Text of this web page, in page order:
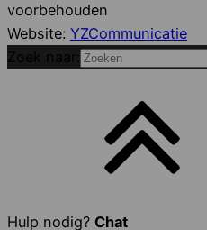
voorbehouden
Website: YZCommunicatie
Hulp nodig? Chat